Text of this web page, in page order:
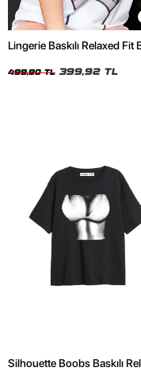
Lingerie Baskılı Relaxed Fit
499,90 TL 399,92 TL
Silhouette Boobs Baskılı